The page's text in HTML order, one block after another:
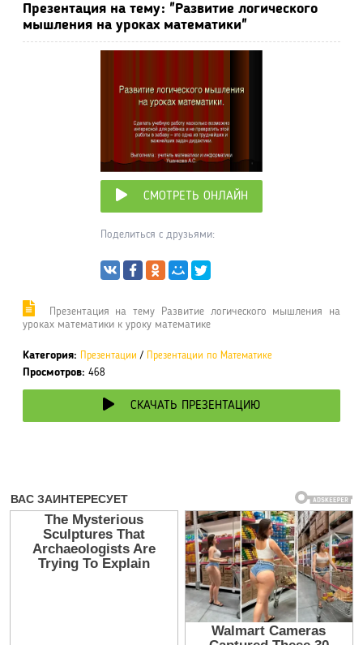
Презентация на тему: "Развитие логического
мышления на уроках математики"
СМОТРЕТЬ ОНЛАЙН
Поделиться с друзьями:
Презентация на тему Развитие логического мышления на
уроках математики к уроку математике
Категория: Презентации / Презентации по Математике
Просмотров: 468
СКАЧАТЬ ПРЕЗЕНТАЦИЮ